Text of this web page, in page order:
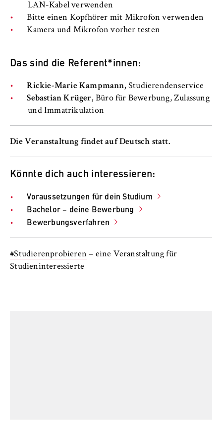
LAN-Kabel verwenden
Bitte einen Kopfhörer mit Mikrofon verwenden
Kamera und Mikrofon vorher testen
Das sind die Referent*innen:
Rickie-Marie Kampmann, Studierendenservice
Sebastian Krüger, Büro für Bewerbung, Zulassung
und Immatrikulation
Die Veranstaltung findet auf Deutsch statt.
Könnte dich auch interessieren:
Voraussetzungen für dein Studium
Bachelor − deine Bewerbung
Bewerbungsverfahren
#Studierenprobieren – eine Veranstaltung für
Studieninteressierte
Name:
_pk_id, _pk_ses, _pk_ref
Ermöglicht die anonyme Analyse Ihres
Nutzerverhaltens auf unserer Website, um
unser Angebot fortlaufend zu verbessern.
Hierzu werden Cookies gesetzt, die uns
helfen zu verstehen, welche Seiten am
häufigsten besucht werden.
Cookie Laufzeit:
bis zu 13 Monate